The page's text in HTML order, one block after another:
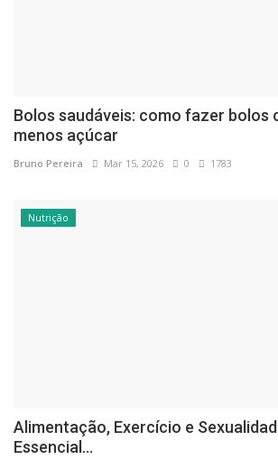
Bolos saudáveis: como fazer bolos
menos açúcar
Bruno Pereira Mar 15, 2026 0 1783
Nutrição
Alimentação, Exercício e
Essencial...